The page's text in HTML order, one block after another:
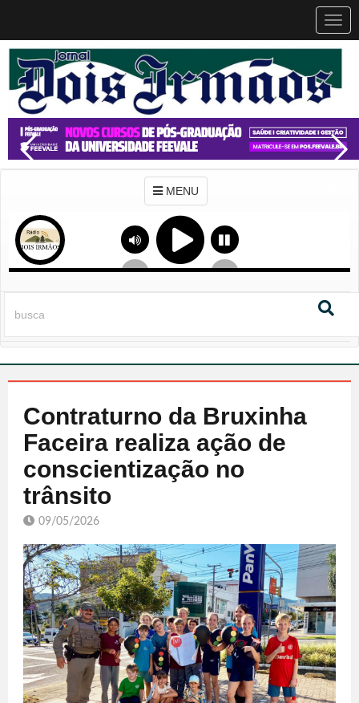
MENU
Contraturno da Bruxinha
Faceira realiza ação de
conscientização no
trânsito
09/05/2026